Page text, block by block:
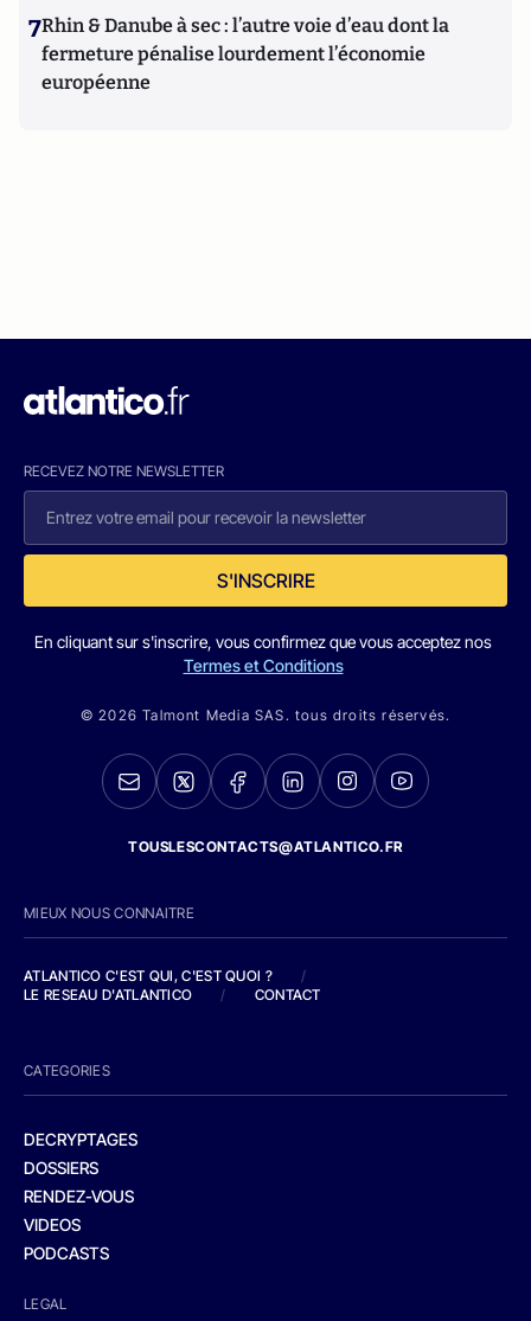
7Rhin & Danube à sec : l’autre voie d’eau dont la
fermeture pénalise lourdement l’économie
européenne
RECEVEZ NOTRE NEWSLETTER
S'INSCRIRE
En cliquant sur s'inscrire, vous confirmez que vous acceptez nos
Termes et Conditions
© 2026 Talmont Media SAS. tous droits réservés.
TOUSLESCONTACTS@ATLANTICO.FR
MIEUX NOUS CONNAITRE
ATLANTICO C'EST QUI, C'EST QUOI ?
/
LE RESEAU D'ATLANTICO
/ CONTACT
CATEGORIES
DECRYPTAGES
DOSSIERS
RENDEZ-VOUS
VIDEOS
PODCASTS
LEGAL